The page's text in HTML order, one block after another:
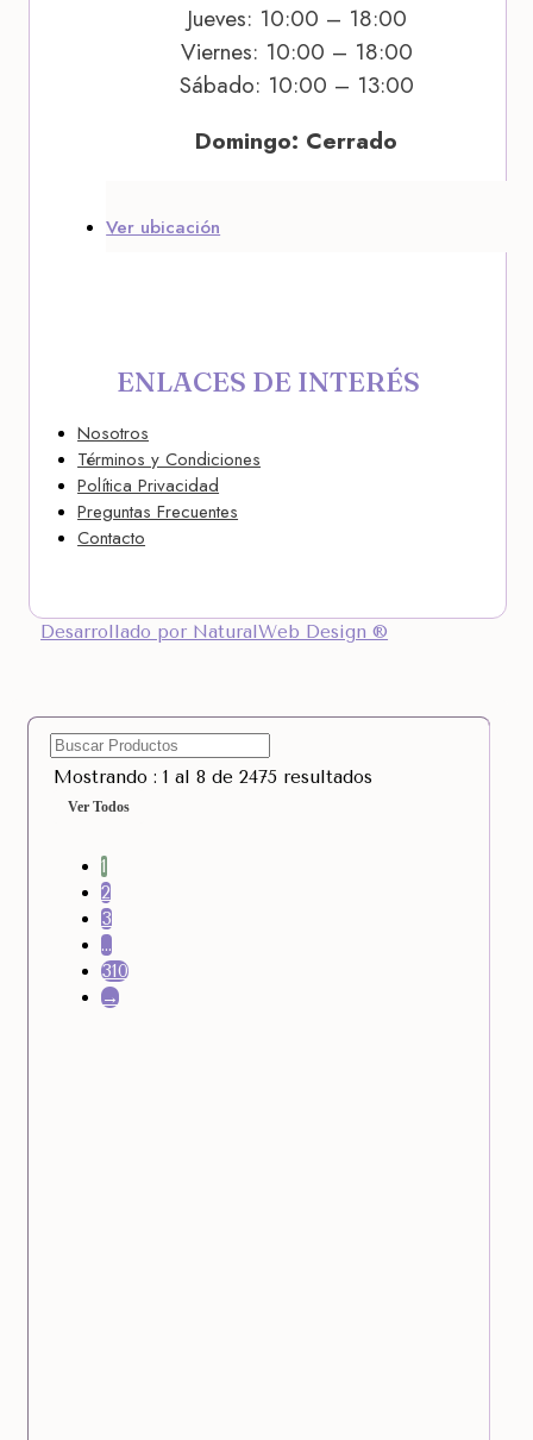
Jueves: 10:00 – 18:00
Viernes: 10:00 – 18:00
Sábado: 10:00 – 13:00
Domingo: Cerrado
Ver ubicación
ENLACES DE INTERÉS
Nosotros
Términos y Condiciones
Política Privacidad
Preguntas Frecuentes
Contacto
Desarrollado por NaturalWeb Design ®
Mostrando : 1 al 8 de 2475 resultados
Ver Todos
1
2
3
…
310
→